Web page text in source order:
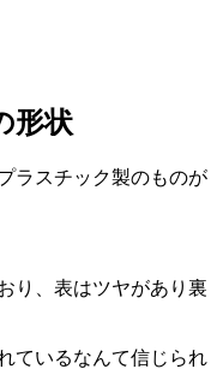
形状
ラスチック製のものが
り、表はツヤがあり裏
ているなんて信じられ